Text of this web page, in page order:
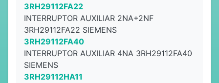
3RH29112FA22
INTERRUPTOR AUXILIAR 2NA+2NF
3RH29112FA22 SIEMENS
3RH29112FA40
INTERRUPTOR AUXILIAR 4NA 3RH29112FA40
SIEMENS
3RH29112HA11